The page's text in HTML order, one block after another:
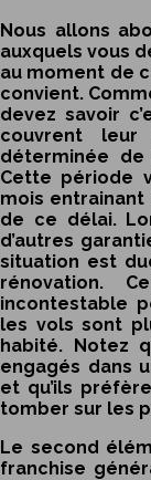
Nous allons
auxquels vous
au moment de
convient.
devez savoir
couvrent
déterminée
Cette période
mois
de ce délai.
d’autres
situation est
rénovation.
incontestable
les vols sont
habité. Notez
engagés dans
et qu’ils
tomber sur les
Le second
franchise